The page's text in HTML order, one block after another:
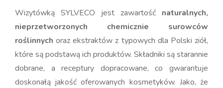
Wizytówką SYLVECO jest zawartość naturalnych,
nieprzetworzonych chemicznie surowców
roślinnych oraz ekstraktów z typowych dla Polski ziół,
które są podstawą ich produktów. Składniki są starannie
dobrane, a receptury dopracowane, co gwarantuje
doskonałą jakość oferowanych kosmetyków. Jako, że